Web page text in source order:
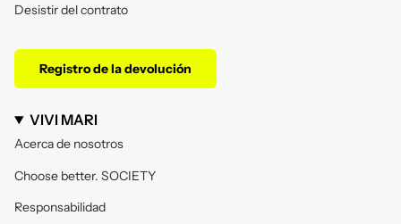
Desistir del contrato
Registro de la devolución
VIVI MARI
Acerca de nosotros
Choose better. SOCIETY
Responsabilidad